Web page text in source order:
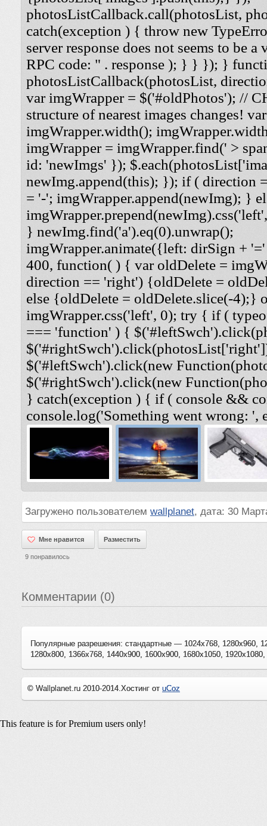
photosListCallback.call(photosList,
catch(exception ) { throw new
server response does not seems to be
RPC code: " . response ); } } }); }
photosListCallback(photosList,
var imgWrapper = $('#oldPhotos'); //
structure of nearest images changes!
imgWrapper.width();
imgWrapper = imgWrapper.find(' >
id: 'newImgs' });
newImg.append(this); }); if ( direction
= '-'; imgWrapper.append(newImg); }
} newImg.find('a').eq(0).unwrap();
imgWrapper.animate({left: dirSign +
400, function( ) { var oldDelete =
direction == 'right') {oldDelete =
else {oldDelete = oldDelete.slice(-4);}
imgWrapper.css('left', 0); try { if (
=== 'function' ) {
$('#leftSwch').click(new
$('#rightSwch').click(new
} catch(exception ) { if ( console &&
console.log('Something went wrong:
Загружено пользователем wallplanet, дата: 30
Мне нравится
Мне нравится Разместить
9 понравилось
Комментарии (0)
Популярные разрешения: стандартные — 1024x768, 1280x960,
1280x800, 1366x768, 1440x900, 1600x900, 1680x1050,
© Wallplanet.ru 2010-2014.Хостинг от uCoz
This feature is for Premium users only!